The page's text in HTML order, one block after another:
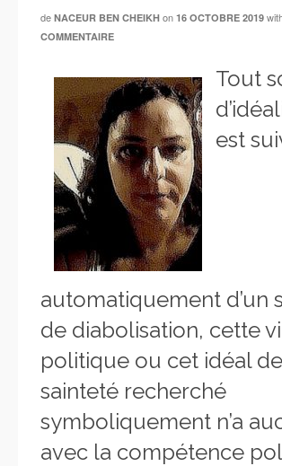
de NACEUR BEN CHEIKH on 16 OCTOBRE 2019
COMMENTAIRE
Tout
est
automatiquement d’un
de diabolisation, cette
politique ou cet idéal de
sainteté recherché
symboliquement n’a
avec la compétence